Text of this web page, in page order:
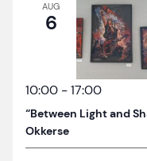
AUG
6
10:00 -17:00
“Between Light and
Okkerse